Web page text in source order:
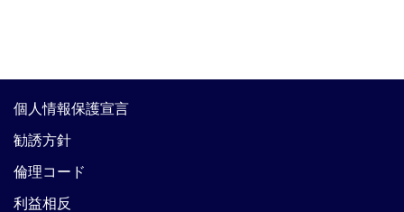
個人情報保護宣言
勧誘方針
倫理コード
利益相反